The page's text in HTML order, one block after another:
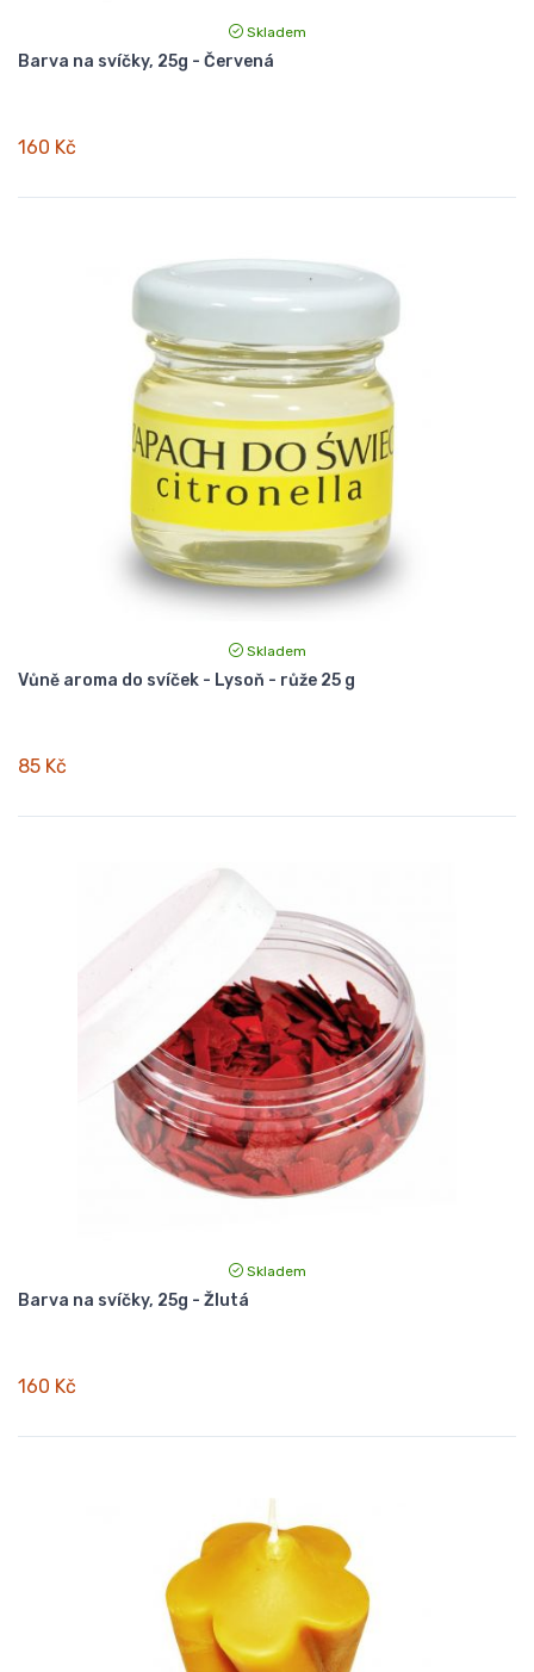
Skladem
Barva na svíčky, 25g - Červená
160 Kč
Skladem
Vůně aroma do svíček - Lysoň - růže 25 g
85 Kč
Skladem
Barva na svíčky, 25g - Žlutá
160 Kč